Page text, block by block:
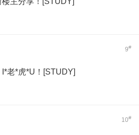
9#
老*虎*U！[STUDY]
10#